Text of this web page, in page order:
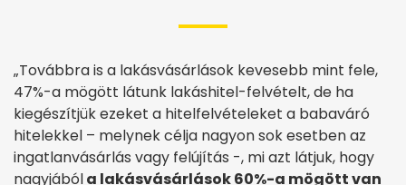
„Továbbra is a lakásvásárlások kevesebb mint fele,
47%-a mögött látunk lakáshitel-felvételt, de ha
kiegészítjük ezeket a hitelfelvételeket a babaváró
hitelekkel – melynek célja nagyon sok esetben az
ingatlanvásárlás vagy felújítás -, mi azt látjuk, hogy
nagyjábóla lakásvásárlások 60%-a mögött van